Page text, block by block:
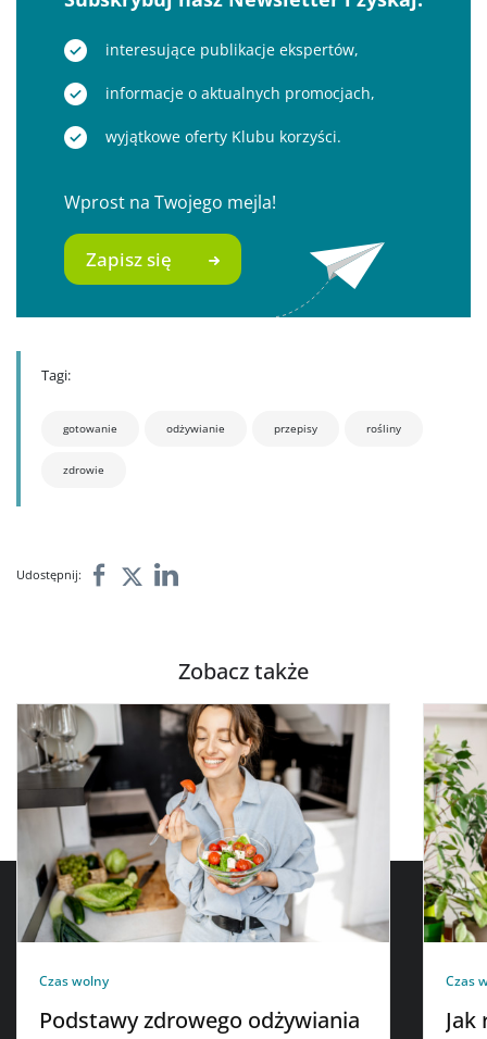
interesujące publikacje ekspertów,
informacje o aktualnych promocjach,
wyjątkowe oferty Klubu korzyści.
Wprost na Twojego mejla!
Zapisz się
Tagi:
gotowanie odżywianie przepisy rośliny
zdrowie
Udostępnij:
Zobacz także
Czas wolny
Podstawy zdrowego odżywiania
Czas
Jak